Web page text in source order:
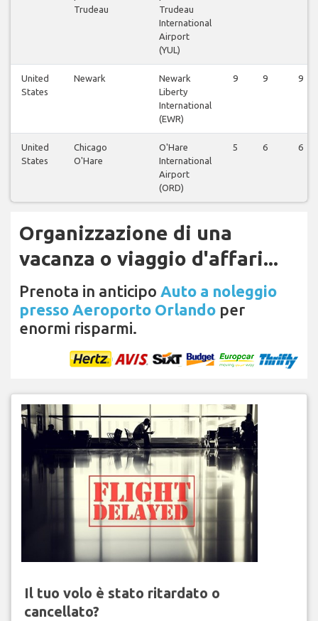
Trudeau
Trudeau
International
Airport
(YUL)
United
States
Newark
Newark
Liberty
International
(EWR)
9 9 9
United
States
Chicago
O'Hare
O'Hare
International
Airport
(ORD)
5 6 6
Organizzazione di una
vacanza o viaggio d'affari...
Prenota in anticipo Auto a noleggio
presso Aeroporto Orlando per
enormi risparmi.
Il tuo volo è stato ritardato o
cancellato?